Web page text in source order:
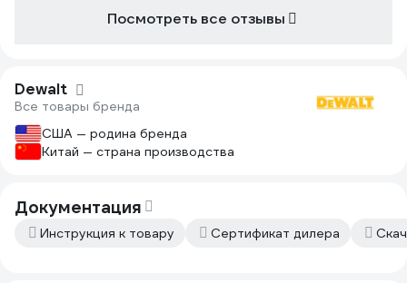
хочет
Посмотреть все отзывы
Dewalt
Все товары бренда
США — родина бренда
Китай — страна производства
Документация
Инструкция к товару Сертификат дилера